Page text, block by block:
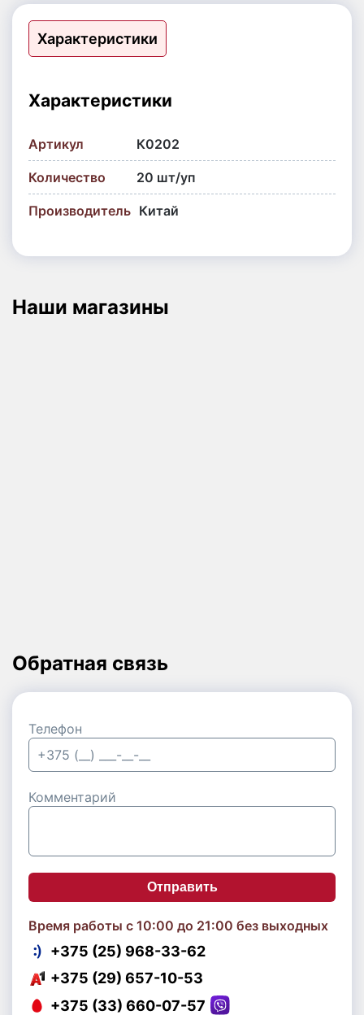
Характеристики
Характеристики
Артикул К0202
Количество 20 шт/уп
Производитель Китай
Наши магазины
Обратная связь
Телефон
Комментарий
Отправить
Время работы с 10:00 до 21:00 без выходных
+375 (25) 968-33-62
+375 (29) 657-10-53
+375 (33) 660-07-57